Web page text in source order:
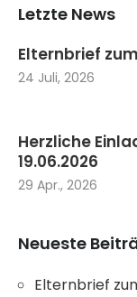
Letzte News
Elternbrief
24 Juli, 2026
Herzliche
19.06.2026
29 Apr., 2026
Neueste
Elternbrief